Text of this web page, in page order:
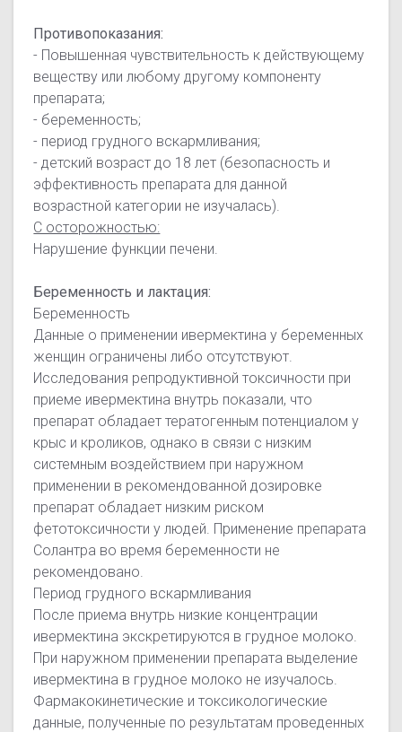
Противопоказания:
- Повышенная чувствительность к действующему
веществу или любому другому компоненту
препарата;
- беременность;
- период грудного вскармливания;
- детский возраст до 18 лет (безопасность и
эффективность препарата для данной
возрастной категории не изучалась).
С осторожностью:
Нарушение функции печени.
Беременность и лактация:
Беременность
Данные о применении ивермектина у беременных
женщин ограничены либо отсутствуют.
Исследования репродуктивной токсичности при
приеме ивермектина внутрь показали, что
препарат обладает тератогенным потенциалом у
крыс и кроликов, однако в связи с низким
системным воздействием при наружном
применении в рекомендованной дозировке
препарат обладает низким риском
фетотоксичности у людей. Применение препарата
Солантра во время беременности не
рекомендовано.
Период грудного вскармливания
После приема внутрь низкие концентрации
ивермектина экскретируются в грудное молоко.
При наружном применении препарата выделение
ивермектина в грудное молоко не изучалось.
Фармакокинетические и токсикологические
данные, полученные по результатам проведенных